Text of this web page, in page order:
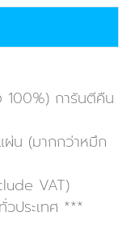
100%) การันตีคืน
น (มากกว่าหมึก
VAT)
ประเทศ ***